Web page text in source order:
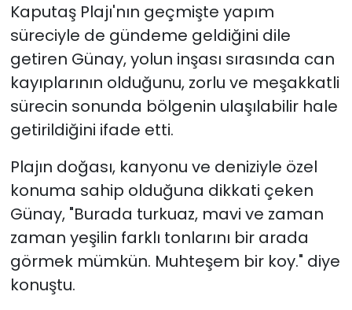
Kaputaş Plajı'nın geçmişte yapım
süreciyle de gündeme geldiğini dile
getiren Günay, yolun inşası sırasında can
kayıplarının olduğunu, zorlu ve meşakkatli
sürecin sonunda bölgenin ulaşılabilir hale
getirildiğini ifade etti.
Plajın doğası, kanyonu ve deniziyle özel
konuma sahip olduğuna dikkati çeken
Günay, "Burada turkuaz, mavi ve zaman
zaman yeşilin farklı tonlarını bir arada
görmek mümkün. Muhteşem bir koy." diye
konuştu.